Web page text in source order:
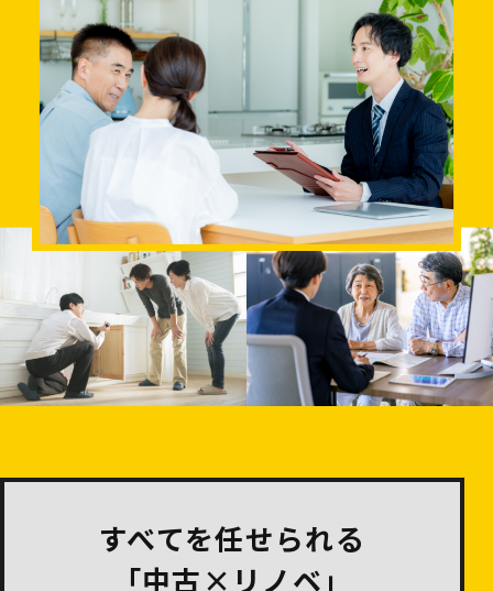
すべてを任せられる
「中古×リノベ」